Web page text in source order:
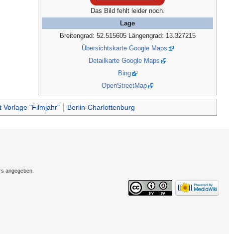
Das Bild fehlt leider noch.
Lage
Breitengrad: 52.515605 Längengrad: 13.327215
Übersichtskarte Google Maps
Detailkarte Google Maps
Bing
OpenStreetMap
Vorlage "Filmjahr" Berlin-Charlottenburg
angegeben.